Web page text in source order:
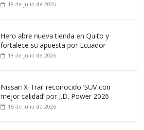
18 de julio de 2026
Hero abre nueva tienda en Quito y
fortalece su apuesta por Ecuador
18 de julio de 2026
Nissan X-Trail reconocido ‘SUV con
mejor calidad’ por J.D. Power 2026
15 de julio de 2026